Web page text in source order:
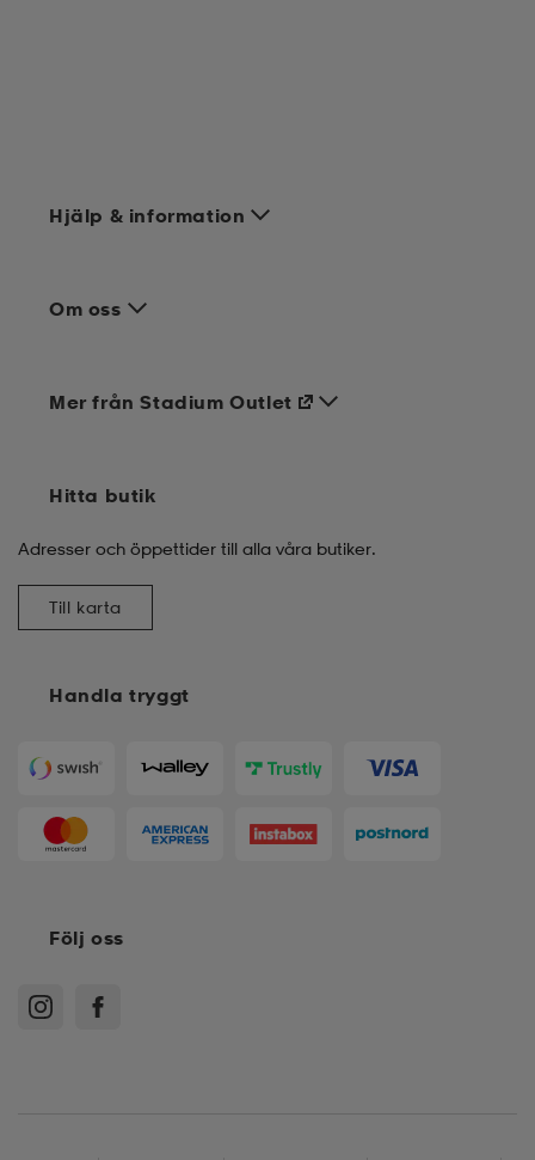
Hjälp & information
Om oss
Handla tryggt
Mer från Stadium Outlet
Hitta butik
Adresser och öppettider till alla våra butiker.
Till karta
Följ oss